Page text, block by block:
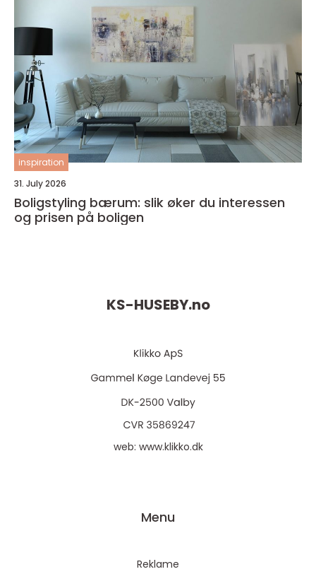
inspiration
31. July 2026
Boligstyling bærum: slik øker du interessen
og prisen på boligen
KS-HUSEBY.no
web: www.klikko.dk
Menu
Reklame